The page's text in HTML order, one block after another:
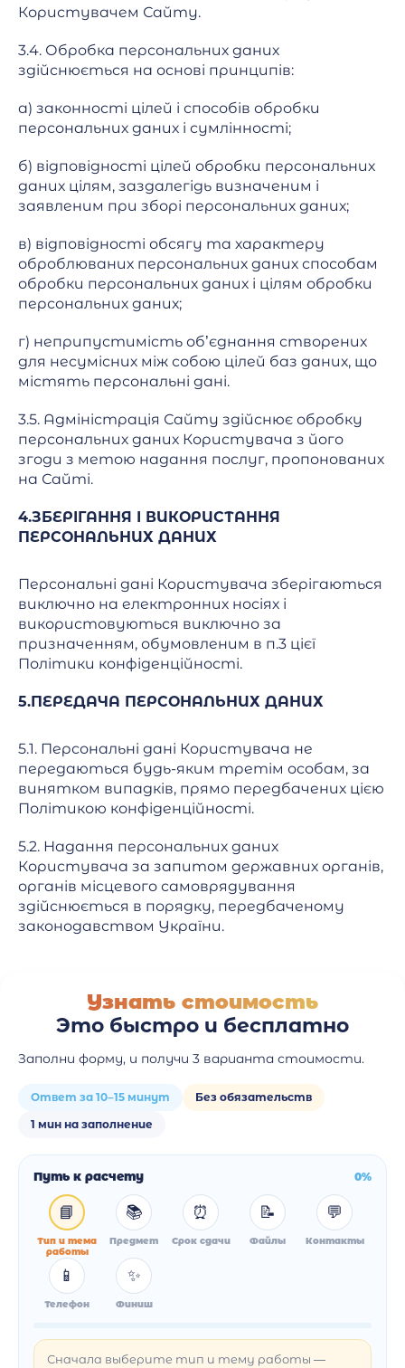
Користувачем Сайту.
3.4. Обробка персональних даних
здійснюється на основі принципів:
а) законності цілей і способів обробки
персональних даних і сумлінності;
б) відповідності цілей обробки персональних
даних цілям, заздалегідь визначеним і
заявленим при зборі персональних даних;
в) відповідності обсягу та характеру
оброблюваних персональних даних способам
обробки персональних даних і цілям обробки
персональних даних;
г) неприпустимість об’єднання створених
для несумісних між собою цілей баз даних, що
містять персональні дані.
3.5. Адміністрація Сайту здійснює обробку
персональних даних Користувача з його
згоди з метою надання послуг, пропонованих
на Сайті.
4.ЗБЕРІГАННЯ І ВИКОРИСТАННЯ
ПЕРСОНАЛЬНИХ ДАНИХ
Персональні дані Користувача зберігаються
виключно на електронних носіях і
використовуються виключно за
призначенням, обумовленим в п.3 цієї
Політики конфіденційності.
5.ПЕРЕДАЧА ПЕРСОНАЛЬНИХ ДАНИХ
5.1. Персональні дані Користувача не
передаються будь-яким третім особам, за
винятком випадків, прямо передбачених цією
Політикою конфіденційності.
5.2. Надання персональних даних
Користувача за запитом державних органів,
органів місцевого самоврядування
здійснюється в порядку, передбаченому
законодавством України.
Узнать стоимость
Это быстро и бесплатно
Заполни форму, и получи 3 варианта стоимости.
Ответ за 10–15 минут
Без обязательств
1 мин на заполнение
Путь к расчету 0%
📘
Тип и тема
работы
📚
Предмет
⏰
Срок сдачи
📝
Файлы
💬
Контакты
📱
Телефон
✨
Финиш
Сначала выберите тип и тему работы —